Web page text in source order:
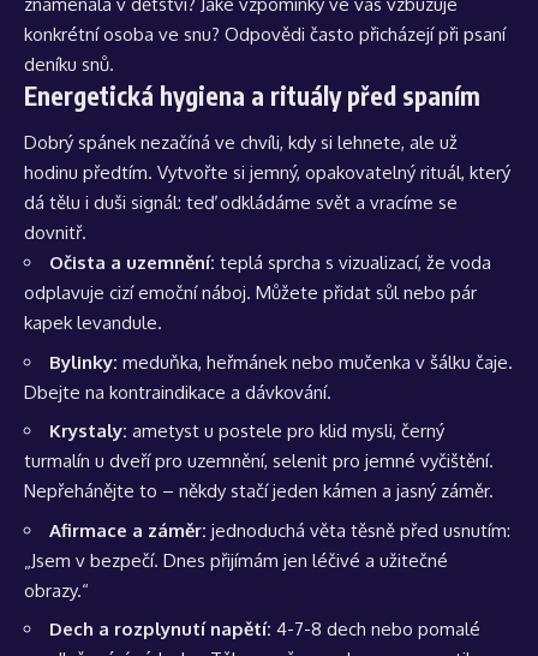
konkrétní osoba ve snu? Odpovědi často přicházejí při psaní
deníku snů.
Energetická hygiena a rituály před spaním
Dobrý spánek nezačíná ve chvíli, kdy si lehnete, ale už
hodinu předtím. Vytvořte si jemný, opakovatelný rituál, který
dá tělu i duši signál: teď odkládáme svět a vracíme se
dovnitř.
Očista a uzemnění: teplá sprcha s vizualizací, že voda
odplavuje cizí emoční náboj. Můžete přidat sůl nebo pár
kapek levandule.
Bylinky: meduňka, heřmánek nebo mučenka v šálku čaje.
Dbejte na kontraindikace a dávkování.
Krystaly: ametyst u postele pro klid mysli, černý
turmalín u dveří pro uzemnění, selenit pro jemné vyčištění.
Nepřehánějte to – někdy stačí jeden kámen a jasný záměr.
Afirmace a záměr: jednoduchá věta těsně před usnutím:
„Jsem v bezpečí. Dnes přijímám jen léčivé a užitečné
obrazy.“
Dech a rozplynutí napětí: 4-7-8 dech nebo pomalé